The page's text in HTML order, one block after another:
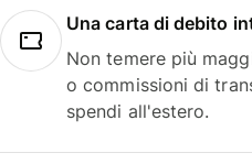
Una carta di debito
Non temere più
o commissioni di
spendi all'estero.